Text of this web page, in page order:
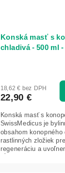
Konská masť s
chladivá - 500 ml -
18,62 € bez DPH
22,90 €
Konská masť s
SwissMedicus je
obsahom konopného
rastlinných zložiek
regeneráciu a